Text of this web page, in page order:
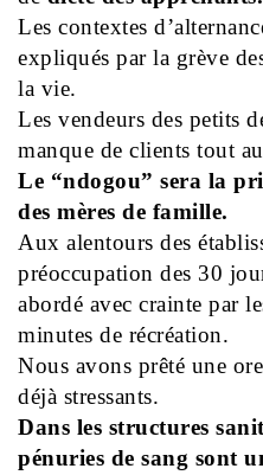
Les contextes
expliqués par la grève
la vie.
Les vendeurs des petits
manque de clients tout
Le “ndogou” sera la
des mères de famille.
Aux alentours des
préoccupation des 30
abordé avec crainte par
minutes de récréation.
Nous avons prêté une
déjà stressants.
Dans les structures
pénuries de sang sont